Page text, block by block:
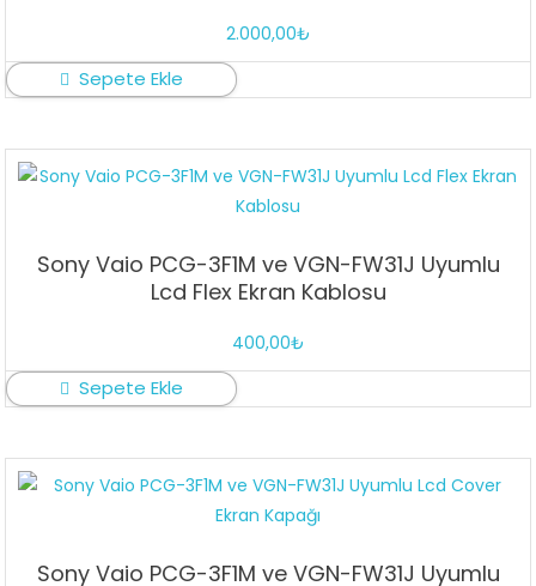
2.000,00₺
Sepete Ekle
Sony Vaio PCG-3F1M ve VGN-FW31J Uyumlu
Lcd Flex Ekran Kablosu
400,00₺
Sepete Ekle
Sony Vaio PCG-3F1M ve VGN-FW31J Uyumlu